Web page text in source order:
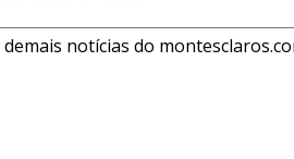
notícias do